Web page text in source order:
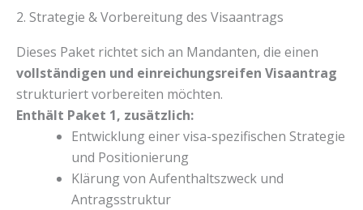
2. Strategie & Vorbereitung des Visaantrags
Dieses Paket richtet sich an Mandanten, die einen
vollständigen und einreichungsreifen Visaantrag
strukturiert vorbereiten möchten.
Enthält Paket 1, zusätzlich:
Entwicklung einer visa-spezifischen Strategie
und Positionierung
Klärung von Aufenthaltszweck und
Antragsstruktur